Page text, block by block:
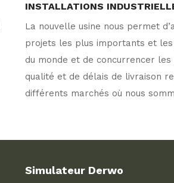
INSTALLATIONS
La nouvelle usine nous permet
projets les plus importants et les
du monde et de concurrencer les
qualité et de délais de livraison
différents marchés où nous
Simulateur Derwo